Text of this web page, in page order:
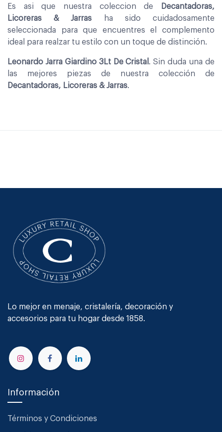
Es asi que nuestra coleccion de
Decantadoras,
Licoreras & Jarras ha sido cuidadosamente
seleccionada para que encuentres el complemento
ideal para realzar tu estilo con un toque de distinción.
Leonardo Jarra Giardino 3Lt De Cristal . Sin duda una de
las mejores piezas de nuestra colección de
Decantadoras, Licoreras & Jarras.
Lo mejor en menaje, cristalería, decoración y
accesorios para tu hogar desde 1858.
Información
Términos y Condiciones